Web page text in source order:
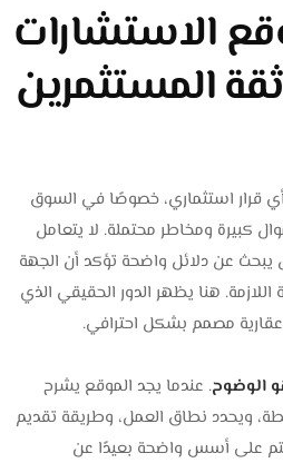
الاستشارات
المستثمرين
قرار استثماري، خصوصًا في السوق
كبيرة ومخاطر محتملة. لا يتعامل
يبحث عن دلائل واضحة تؤكد أن الجهة
اللازمة. هنا يظهر الدور الحقيقي الذي
مصمم بشكل احترافي.
الوضوح. عندما يجد الموقع يشرح
ويحدد نطاق العمل، وطريقة تقديم
يتم على أسس واضحة بعيدًا عن